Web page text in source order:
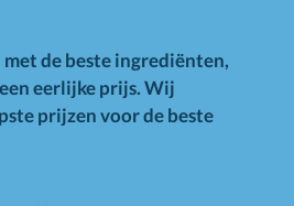
de beste ingrediënten,
eerlijke prijs. Wij
prijzen voor de beste